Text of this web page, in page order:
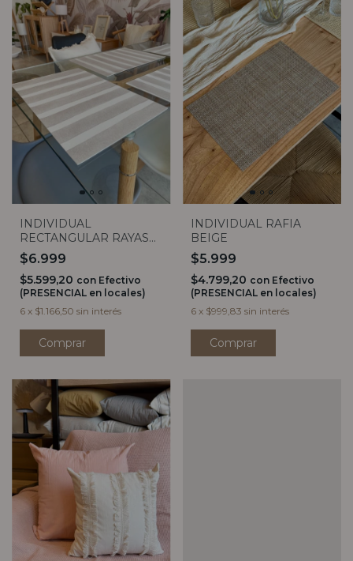
INDIVIDUAL
RECTANGULAR RAYAS
GRIS
$6.999
$5.599,20 con Efectivo
(PRESENCIAL en locales)
6 x $1.166,50 sin interés
INDIVIDUAL RAFIA
BEIGE
$5.999
$4.799,20 con Efectivo
(PRESENCIAL en locales)
6 x $999,83 sin interés